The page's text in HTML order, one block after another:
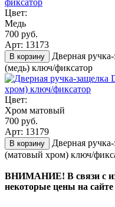
Цвет:
Медь
700 руб.
Арт: 13173
В корзину
Дверная
(медь) ключ/фиксатор
Цвет:
Хром матовый
700 руб.
Арт: 13179
В корзину
Дверная
(матовый хром) ключ/
ВНИМАНИЕ! В связи с
некоторые цены на